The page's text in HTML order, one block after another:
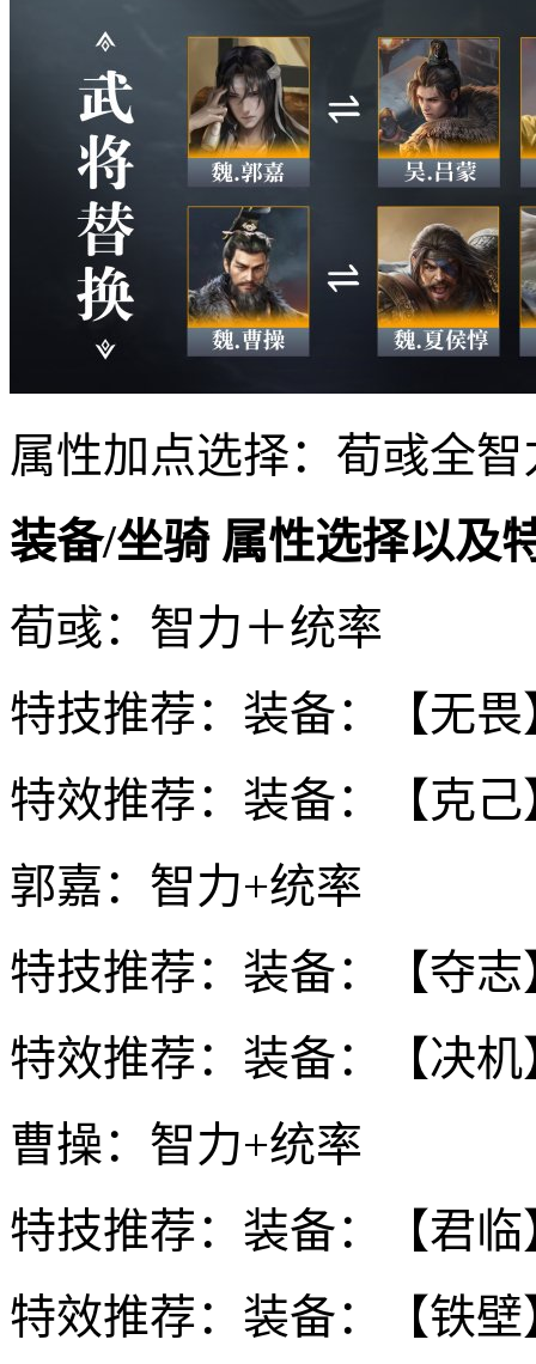
属性加点选择：荀彧全
装备/坐骑 属性选择以及
荀彧：智力＋统率
特技推荐：装备：【无
特效推荐：装备：【克
郭嘉：智力+统率
特技推荐：装备：【夺
特效推荐：装备：【决
曹操：智力+统率
特技推荐：装备：【君
特效推荐：装备：【铁